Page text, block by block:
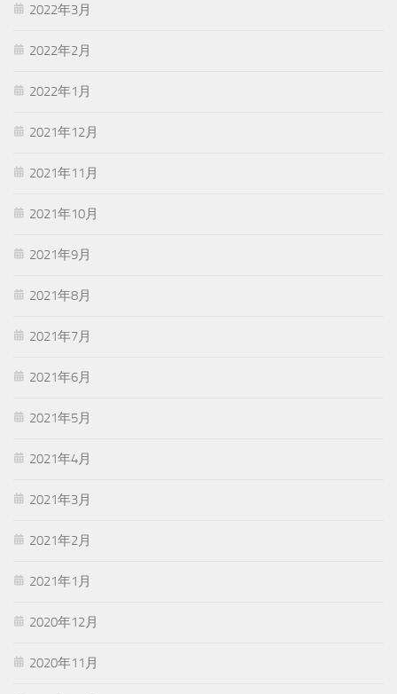
2022年3月
2022年2月
2022年1月
2021年12月
2021年11月
2021年10月
2021年9月
2021年8月
2021年7月
2021年6月
2021年5月
2021年4月
2021年3月
2021年2月
2021年1月
2020年12月
2020年11月